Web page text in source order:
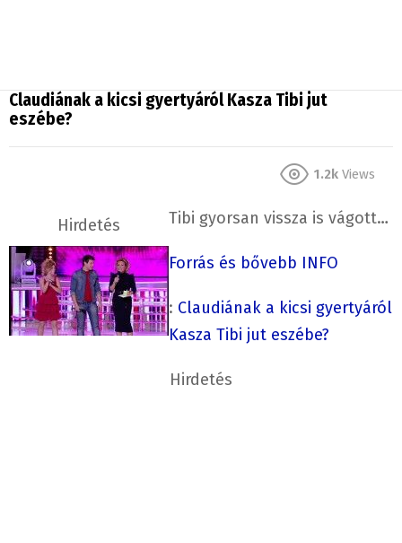
Claudiának a kicsi gyertyáról Kasza Tibi jut
eszébe?
1.2k Views
Hirdetés Tibi gyorsan vissza is vágott…
Forrás és bővebb INFO
: Claudiának a kicsi gyertyáról
Kasza Tibi jut eszébe?
Hirdetés